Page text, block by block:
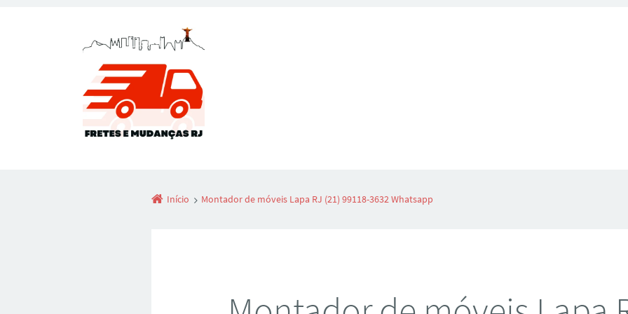
Início Montador de móveis Lapa RJ (21) 99118-3632 Whatsapp